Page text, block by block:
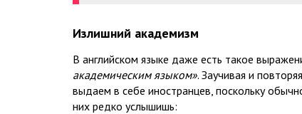
Излишний академизм
В английском языке даже есть такое
академическим языком». Заучивая и
выдаем в себе иностранцев, поскольку
них редко услышишь: